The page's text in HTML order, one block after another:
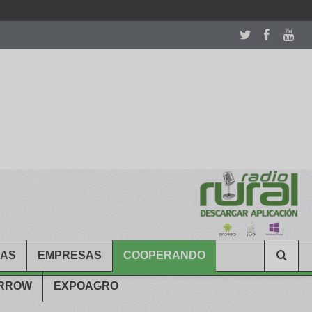
EMPRESAS COOPERANDO
EXPOAGRO